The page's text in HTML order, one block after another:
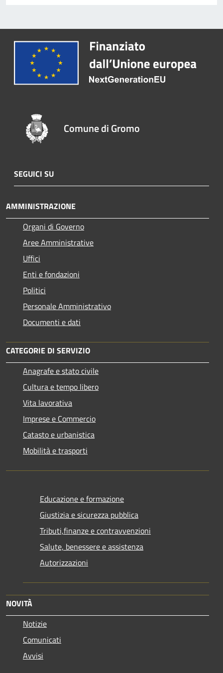
Comune di Gromo
SEGUICI SU
AMMINISTRAZIONE
Organi di Governo
Aree Amministrative
Uffici
Enti e fondazioni
Politici
Personale Amministrativo
Documenti e dati
CATEGORIE DI SERVIZIO
Anagrafe e stato civile
Cultura e tempo libero
Vita lavorativa
Imprese e Commercio
Catasto e urbanistica
Mobilità e trasporti
Educazione e formazione
Giustizia e sicurezza pubblica
Tributi,finanze e contravvenzioni
Salute, benessere e assistenza
Autorizzazioni
NOVITÀ
Notizie
Comunicati
Avvisi